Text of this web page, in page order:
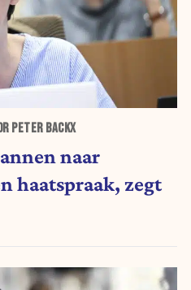
PETER BACKX
naar
haatspraak, zegt